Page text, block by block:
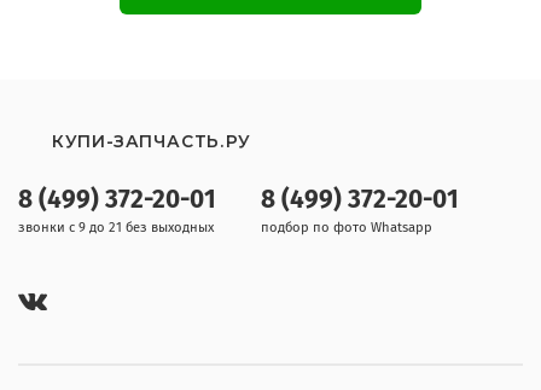
8 (499) 372-20-01
звонки с 9 до 21 без выходных
8 (499) 372-20-01
подбор по фото Whatsapp
КУПИ-ЗАПЧАСТЬ.РУ